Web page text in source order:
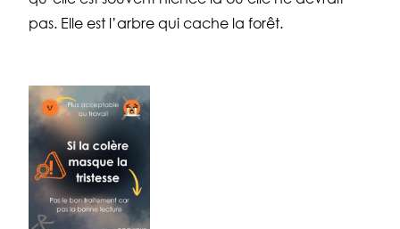
pas. Elle est l’arbre qui cache la forêt.